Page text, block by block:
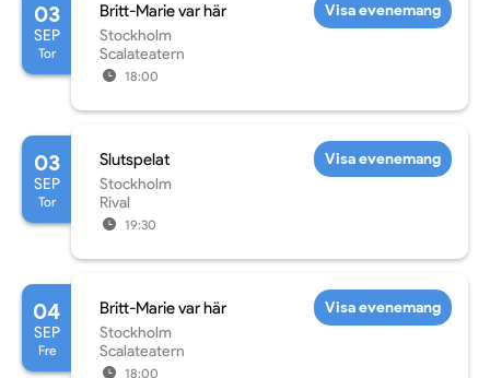
03
SEP
Tor
Britt-Marie var här
Stockholm
Scalateatern
18:00
Visa evenemang
03
SEP
Tor
Slutspelat
Stockholm
Rival
19:30
Visa evenemang
04
SEP
Fre
Britt-Marie var här
Stockholm
Scalateatern
18:00
Visa evenemang